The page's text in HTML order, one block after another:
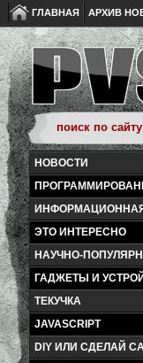
ГЛАВНАЯ АРХИВ
НОВОСТИ
ЭТО ИНТЕРЕСНО
НАУЧНО-
ГАДЖЕТЫ И
ТЕКУЧКА
JAVASCRIPT
DIY ИЛИ СДЕЛАЙ